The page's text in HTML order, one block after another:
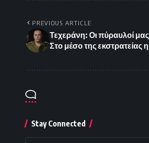
PREVIOUS ARTICLE
Τεχεράνη: Οι πύραυλοί
Στο μέσο της εκστρατείας
Stay Connected